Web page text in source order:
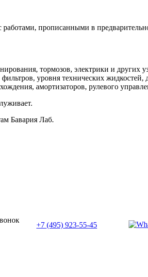
прописанными в
тормозов, электрики и других
уровня технических жидкостей,
амортизаторов, рулевого
Бавария Лаб.
+7 (495) 923-55-45